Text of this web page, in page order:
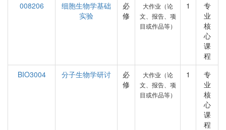
008206
细胞生物学基础
实验
必
修
大作业（论
文、报告、项
目或作品等）
1
专
业
核
心
课
程
BIO3004
分子生物学研讨
必
修
大作业（论
文、报告、项
目或作品等）
1
专
业
核
心
课
程